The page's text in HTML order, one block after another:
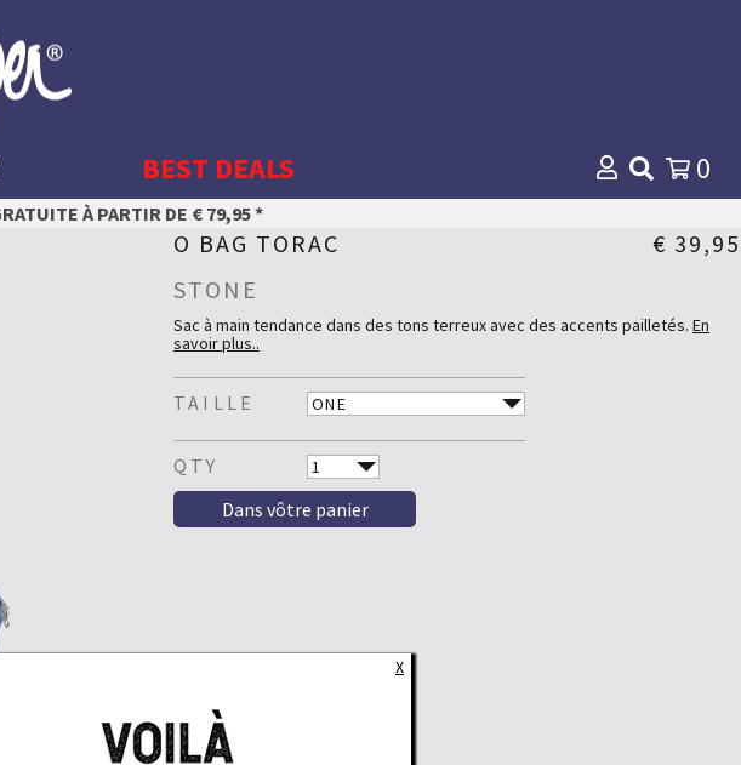
BEST DEALS 0
À PARTIR DE € 79,95 *
O BAG TORAC
€ 39,95
STONE
Sac à main tendance dans des tons terreux avec des accents pailletés. En
savoir plus..
Pochette intérieure avec fermeture éclair. Poignées renforcées. Petit logo en
cuir véritable de Lee Cooper.
Coton
100 %
TAILLE
QTY
X